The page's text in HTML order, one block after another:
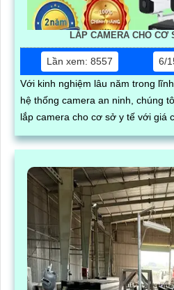
LẮP CAMERA CHO CƠ
Lần xem: 8557
6/
Với kinh nghiệm lâu năm trong
hệ thống camera an ninh, chúng